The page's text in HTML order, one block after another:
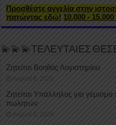
Προσθέστε αγγελία στην
πατώντας εδώ! 10.000 -
💫💫💫ΤΕΛΕΥΤΑΙΕΣ
Ζητείται Βοηθός Λογιστηρίου
August 6, 2026
Ζητείται Υπάλληλος για
πωλητών
August 6, 2026